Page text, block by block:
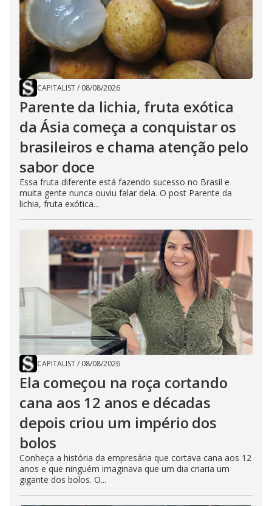
CAPITALIST/ 08/08/2026
Parente da lichia, fruta exótica
da Ásia começa a conquistar os
brasileiros e chama atenção pelo
sabor doce
Essa fruta diferente está fazendo sucesso no Brasil e
muita gente nunca ouviu falar dela. O post Parente da
lichia, fruta exótica...
CAPITALIST/ 08/08/2026
Ela começou na roça cortando
cana aos 12 anos e décadas
depois criou um império dos
bolos
Conheça a história da empresária que cortava cana aos 12
anos e que ninguém imaginava que um dia criaria um
gigante dos bolos. O...